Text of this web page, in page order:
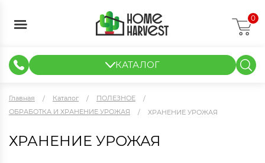
0
КАТАЛОГ
Главная Каталог
ПОЛЕЗНОЕ
ОБРАБОТКА И ХРАНЕНИЕ УРОЖАЯ
ХРАНЕНИЕ УРОЖАЯ
ХРАНЕНИЕ УРОЖАЯ